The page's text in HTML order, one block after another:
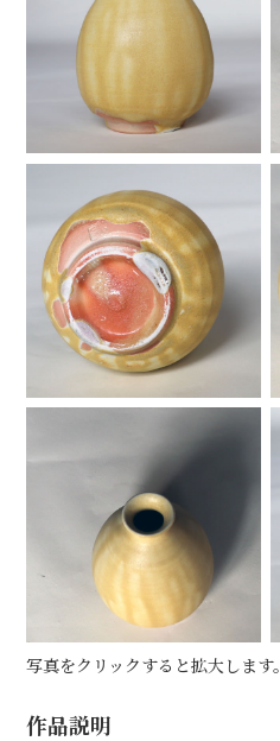
写真をクリックすると拡大します。
作品説明